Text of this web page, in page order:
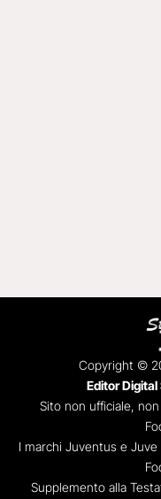
Copyright ©
Editor Digital
Sito non ufficiale,
I marchi Juventus e
Supplemento alla